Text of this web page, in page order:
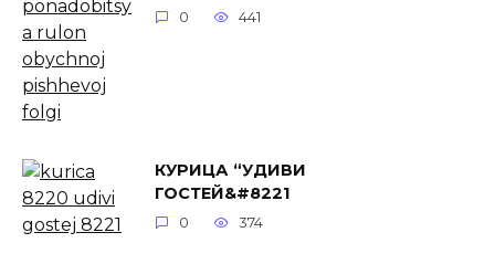
0 441
КУРИЦА “УДИВИ
ГОСТЕЙ&#8221
0 374